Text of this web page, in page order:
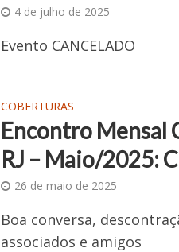
4 de julho de 2025
Evento CANCELADO
COBERTURAS
Encontro Mensal
RJ – Maio/2025:
26 de maio de 2025
Boa conversa,
associados e amigos